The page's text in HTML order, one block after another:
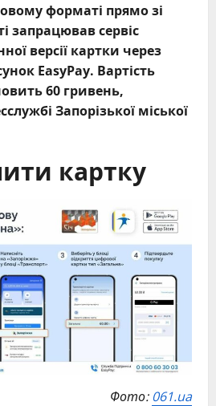
форматі прямо зі
запрацював сервіс
версії картки через
EasyPay. Вартість
60 гривень,
Запорізької міської
картку
Фото:061.ua